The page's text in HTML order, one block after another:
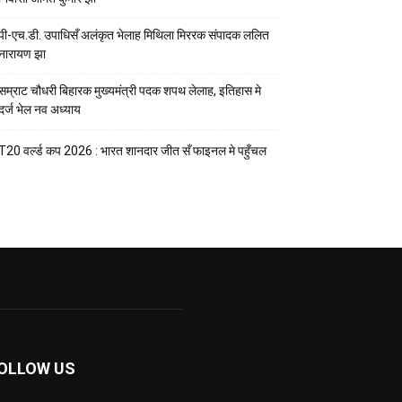
एच.डी. उपाधिसँ अलंकृत भेलाह मिथिला मिररक संपादक ललित
झा
चौधरी बिहारक मुख्यमंत्री पदक शपथ लेलाह, इतिहास मे
भेल नव अध्याय
वर्ल्ड कप 2026 : भारत शानदार जीत सँ फाइनल मे पहुँचल
US